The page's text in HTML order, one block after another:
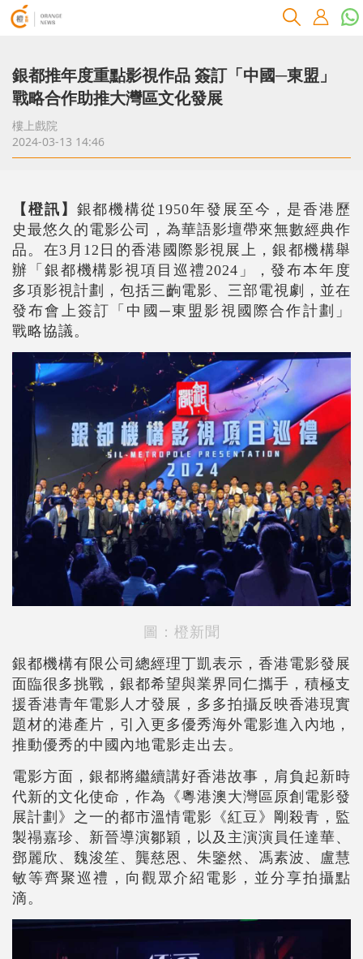
銀都推年度重點影視作品 簽訂「中國─東盟」
戰略合作助推大灣區文化發展
樓上戲院
2024-03-13 14:46
【橙訊】 銀都機構從1950年發展至今，是香港歷
史最悠久的電影公司，為華語影壇帶來無數經典作
品。在3月12日的香港國際影視展上，銀都機構舉
辦「銀都機構影視項目巡禮2024」，發布本年度
多項影視計劃，包括三齣電影、三部電視劇，並在
發布會上簽訂「中國─東盟影視國際合作計劃」
戰略協議。
圖：橙新聞
銀都機構有限公司總經理丁凱表示，香港電影發展
面臨很多挑戰，銀都希望與業界同仁攜手，積極支
援香港青年電影人才發展，多多拍攝反映香港現實
題材的港產片，引入更多優秀海外電影進入內地，
推動優秀的中國內地電影走出去。
電影方面，銀都將繼續講好香港故事，肩負起新時
代新的文化使命，作為《粵港澳大灣區原創電影發
展計劃》之一的都市溫情電影《紅豆》剛殺青，監
製禢嘉珍、新晉導演鄒穎，以及主演演員任達華、
鄧麗欣、魏浚笙、龔慈恩、朱鑒然、馮素波、盧慧
敏等齊聚巡禮，向觀眾介紹電影，並分享拍攝點
滴。